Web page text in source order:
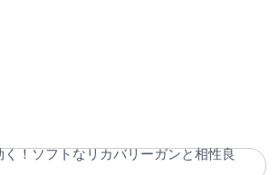
！ソフトなリカバリーガンと相性良